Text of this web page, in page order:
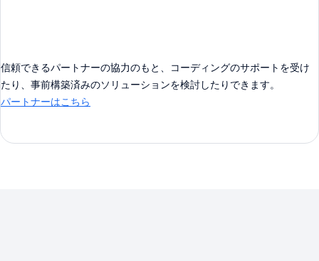
信頼できるパートナーの協力のもと、コーディングのサポートを受け
たり、事前構築済みのソリューションを検討したりできます。
パートナーはこちら